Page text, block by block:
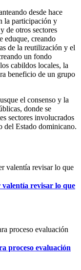
desde hace
la participación y
de otros sectores
eduque, creando
de la reutilización y el
un fondo
cabildos locales, la
beneficio de un grupo
el consenso y la
donde se
sectores involucrados
del Estado dominicano.
revisar lo que
proceso evaluación